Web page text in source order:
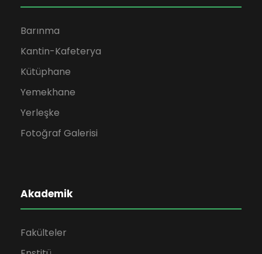
Barınma
Kantin-Kafeterya
Kütüphane
Yemekhane
Yerleşke
Fotoğraf Galerisi
Akademik
Fakülteler